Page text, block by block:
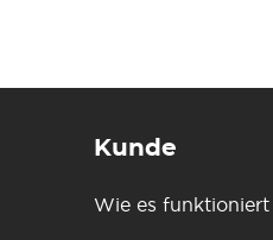
Kunde
Wie es funktioniert